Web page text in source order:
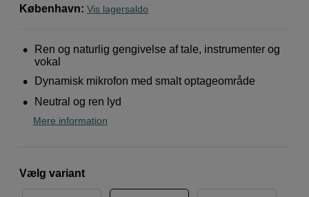
København: Vis lagersaldo
Ren og naturlig gengivelse af tale, instrumenter og
vokal
Dynamisk mikrofon med smalt optageområde
Neutral og ren lyd
Mere information
Vælg variant